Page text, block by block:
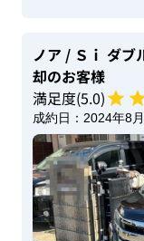
ノア / Ｓｉ ダブ
却のお客様
満足度(5.0)
成約日： 2024年8月